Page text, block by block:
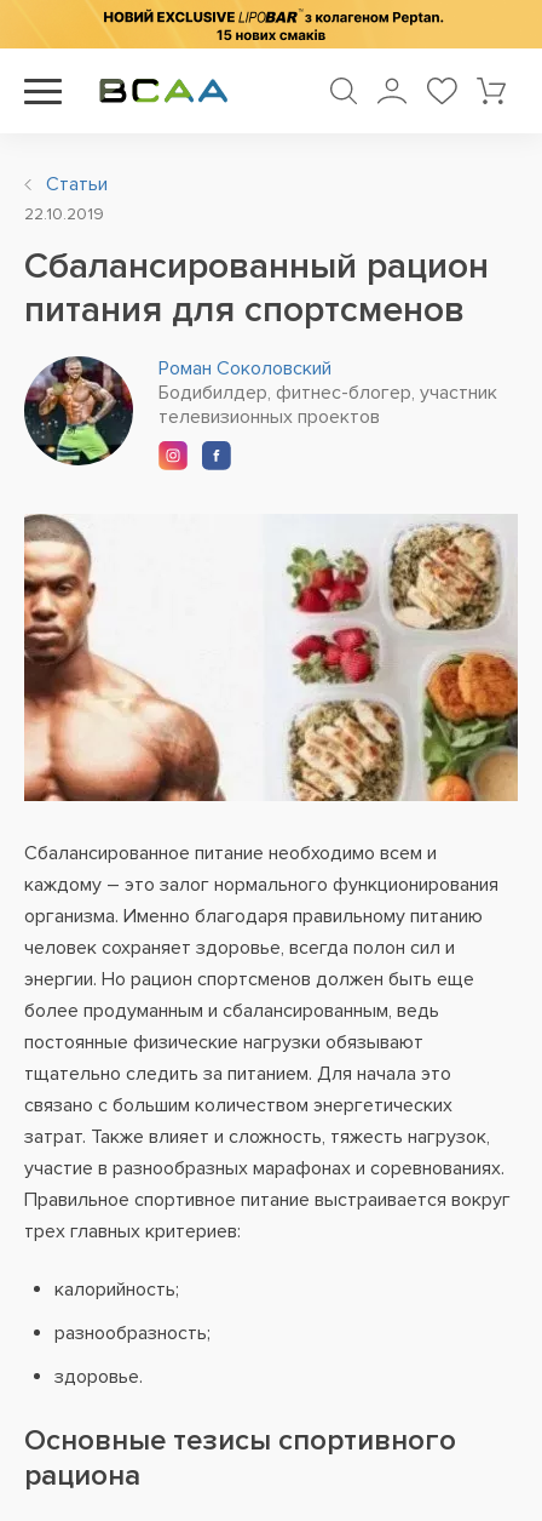
Статьи
22.10.2019
Сбалансированный рацион
питания для спортсменов
Роман Соколовский
Бодибилдер, фитнес-блогер, участник
телевизионных проектов
Сбалансированное питание необходимо всем и
каждому – это залог нормального функционирования
организма. Именно благодаря правильному питанию
человек сохраняет здоровье, всегда полон сил и
энергии. Но рацион спортсменов должен быть еще
более продуманным и сбалансированным, ведь
постоянные физические нагрузки обязывают
тщательно следить за питанием. Для начала это
связано с большим количеством энергетических
затрат. Также влияет и сложность, тяжесть нагрузок,
участие в разнообразных марафонах и соревнованиях.
Правильное спортивное питание выстраивается вокруг
трех главных критериев:
калорийность;
разнообразность;
здоровье.
Основные тезисы спортивного
рациона